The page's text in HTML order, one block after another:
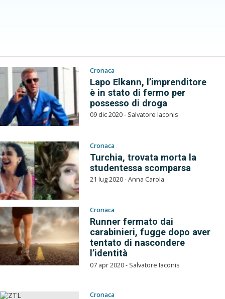
Cronaca
Lapo Elkann, l’imprenditore
è in stato di fermo per
possesso di droga
09 dic 2020 - Salvatore Iaconis
Cronaca
Turchia, trovata morta la
studentessa scomparsa
21 lug 2020 - Anna Carola
Cronaca
Runner fermato dai
carabinieri, fugge dopo aver
tentato di nascondere
l’identità
07 apr 2020 - Salvatore Iaconis
Cronaca